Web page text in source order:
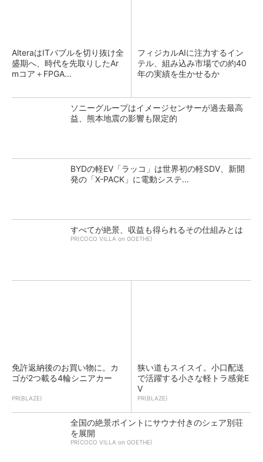
AlteraはITバブルを切り抜け全
盛期へ、時代を先取りしたAr
mコア＋FPGA...
フィジカルAIに注力するイン
テル、組み込み市場での約40
年の実績を生かせるか
ソニーグループはイメージセンサーが過去最高
益、熊本地震の影響も限定的
BYDの軽EV「ラッコ」は世界初の軽SDV、新開
発の「X-PACK」に電動システ...
すべてが絶景、収益も得られるその仕組みとは
PR(COCO VILLA on GOETHE)
免許返納後のお買い物に。カ
ゴが2つ載る4輪シニアカー
PR(BLAZE)
狭い道もスイスイ。小口配送
で活躍する小さな軽トラ感覚E
V
PR(BLAZE)
全国の絶景ポイントにサウナ付きのシェア別荘
を展開
PR(COCO VILLA on GOETHE)